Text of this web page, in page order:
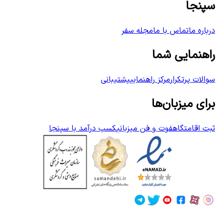
سپنجا
درباره ماتماس با مامجله سفر
راهنمایی شما
سوالات پرتکرارمرکز راهنماییپشتیبانی
برای میزبان‌ها
ثبت اقامتگاهفوت و فن میزبانیکسب درآمد با سپنجا